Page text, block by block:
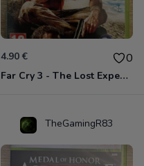
4.90 € 0
Far Cry 3 - The Lost Expeditions - Edition Spéciale Xbox 360
TheGamingR83